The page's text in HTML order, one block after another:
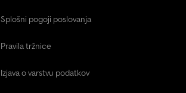
Splošni pogoji poslovanja
Pravila tržnice
Izjava o varstvu podatkov